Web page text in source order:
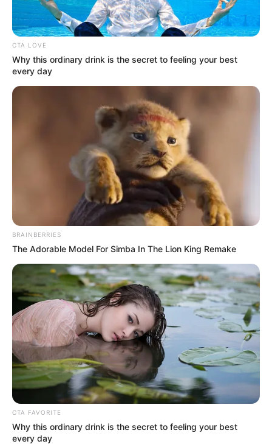
CTA LOVE
Why this ordinary drink is the secret to feeling your best
every day
BRAINBERRIES
The Adorable Model For Simba In The Lion King Remake
CTA FAVORITE
Why this ordinary drink is the secret to feeling your best
every day